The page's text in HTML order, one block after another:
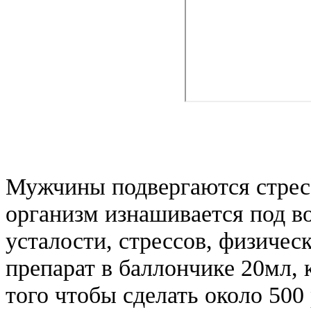
Мужчины подвергаются
организм изнашивается под
усталости, стрессов,
препарат в баллончике 20мл,
того чтобы сделать около